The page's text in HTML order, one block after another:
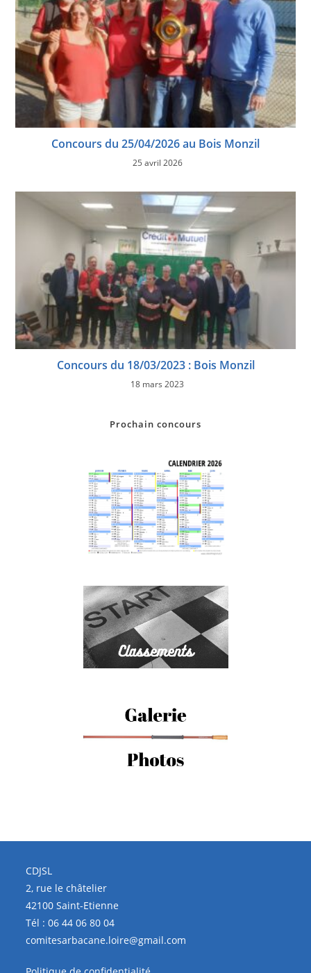
Concours du 25/04/2026 au Bois Monzil
25 avril 2026
Concours du 18/03/2023 : Bois Monzil
18 mars 2023
Prochain concours
CDJSL
2, rue le châtelier
42100 Saint-Etienne
Tél :06 44 06 80 04
comitesarbacane.loire@gmail.com